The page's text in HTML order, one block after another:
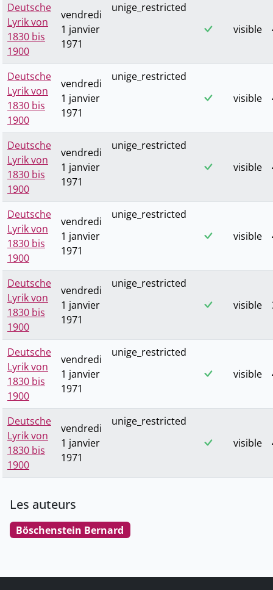
Deutsche
Lyrik von
1830 bis
1900
vendredi
1 janvier
1971
unige_restricted
visible
Deutsche
Lyrik von
1830 bis
1900
vendredi
1 janvier
1971
unige_restricted
visible
Deutsche
Lyrik von
1830 bis
1900
vendredi
1 janvier
1971
unige_restricted
visible
Deutsche
Lyrik von
1830 bis
1900
vendredi
1 janvier
1971
unige_restricted
visible
Deutsche
Lyrik von
1830 bis
1900
vendredi
1 janvier
1971
unige_restricted
visible
Deutsche
Lyrik von
1830 bis
1900
vendredi
1 janvier
1971
unige_restricted
visible
Deutsche
Lyrik von
1830 bis
1900
vendredi
1 janvier
1971
unige_restricted
visible
Les auteurs
Böschenstein Bernard